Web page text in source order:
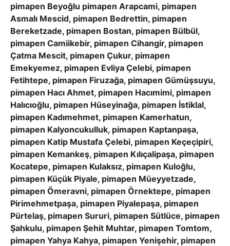
pimapen Beyoğlu pimapen Arapcami, pimapen
Asmalı Mescid, pimapen Bedrettin, pimapen
Bereketzade, pimapen Bostan, pimapen Bülbül,
pimapen Camiikebir, pimapen Cihangir, pimapen
Çatma Mescit, pimapen Çukur, pimapen
Emekyemez, pimapen Evliya Çelebi, pimapen
Fetihtepe, pimapen Firuzağa, pimapen Gümüşsuyu,
pimapen Hacı Ahmet, pimapen Hacımimi, pimapen
Halıcıoğlu, pimapen Hüseyinağa, pimapen İstiklal,
pimapen Kadımehmet, pimapen Kamerhatun,
pimapen Kalyoncukulluk, pimapen Kaptanpaşa,
pimapen Katip Mustafa Çelebi, pimapen Keçeçipiri,
pimapen Kemankeş, pimapen Kılıçalipaşa, pimapen
Kocatepe, pimapen Kulaksız, pimapen Kuloğlu,
pimapen Küçük Piyale, pimapen Müeyyetzade,
pimapen Ömeravni, pimapen Örnektepe, pimapen
Pirimehmetpaşa, pimapen Piyalepaşa, pimapen
Pürtelaş, pimapen Sururi, pimapen Sütlüce, pimapen
Şahkulu, pimapen Şehit Muhtar, pimapen Tomtom,
pimapen Yahya Kahya, pimapen Yenişehir, pimapen